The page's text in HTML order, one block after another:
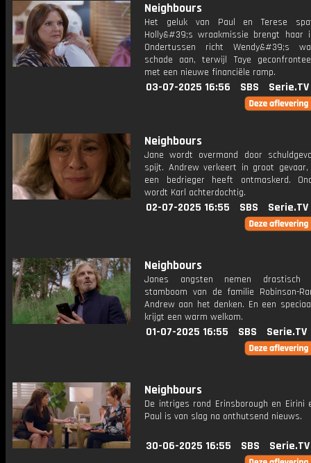
Neighbours
Het geluk van Paul en Terese
Holly&#39;s wraakmissie brengt haar
Ondertussen richt Wendy&#39;s
schade aan, terwijl Taye
met een nieuwe financiële ramp.
03-07-2025 16:56 SBS Serie.TV
Neighbours
Jane wordt overmand door
spijt. Andrew verkeert in groot
een bedrieger heeft ontmaskerd.
wordt Karl achterdochtig.
02-07-2025 16:55 SBS Serie.TV
Neighbours
Janes angsten nemen
stamboom van de familie Robinson-
Andrew aan het denken. En een
krijgt een warm welkom.
01-07-2025 16:55 SBS Serie.TV
Neighbours
De intriges rond Erinsborough en Eirini
Paul is van slag na onthutsend nieuws.
30-06-2025 16:55 SBS Serie.TV